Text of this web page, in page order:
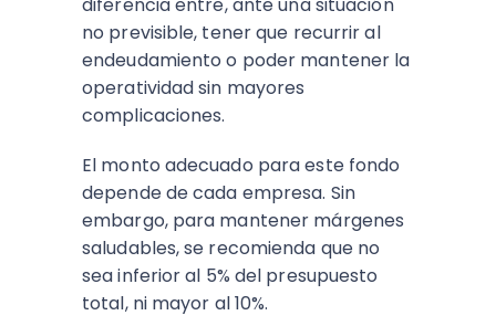
no previsible, tener que recurrir al
endeudamiento o poder mantener la
operatividad sin mayores
complicaciones.
El monto adecuado para este fondo
depende de cada empresa. Sin
embargo, para mantener márgenes
saludables, se recomienda que no
sea inferior al 5% del presupuesto
total, ni mayor al 10%.